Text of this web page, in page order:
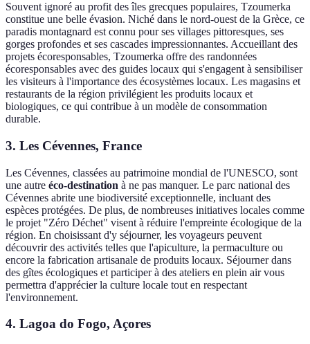
Souvent ignoré au profit des îles grecques populaires, Tzoumerka
constitue une belle évasion. Niché dans le nord-ouest de la Grèce, ce
paradis montagnard est connu pour ses villages pittoresques, ses
gorges profondes et ses cascades impressionnantes. Accueillant des
projets écoresponsables, Tzoumerka offre des randonnées
écoresponsables avec des guides locaux qui s'engagent à sensibiliser
les visiteurs à l'importance des écosystèmes locaux. Les magasins et
restaurants de la région privilégient les produits locaux et
biologiques, ce qui contribue à un modèle de consommation
durable.
3. Les Cévennes, France
Les Cévennes, classées au patrimoine mondial de l'UNESCO, sont
une autre éco-destination à ne pas manquer. Le parc national des
Cévennes abrite une biodiversité exceptionnelle, incluant des
espèces protégées. De plus, de nombreuses initiatives locales comme
le projet "Zéro Déchet" visent à réduire l'empreinte écologique de la
région. En choisissant d'y séjourner, les voyageurs peuvent
découvrir des activités telles que l'apiculture, la permaculture ou
encore la fabrication artisanale de produits locaux. Séjourner dans
des gîtes écologiques et participer à des ateliers en plein air vous
permettra d'apprécier la culture locale tout en respectant
l'environnement.
4. Lagoa do Fogo, Açores